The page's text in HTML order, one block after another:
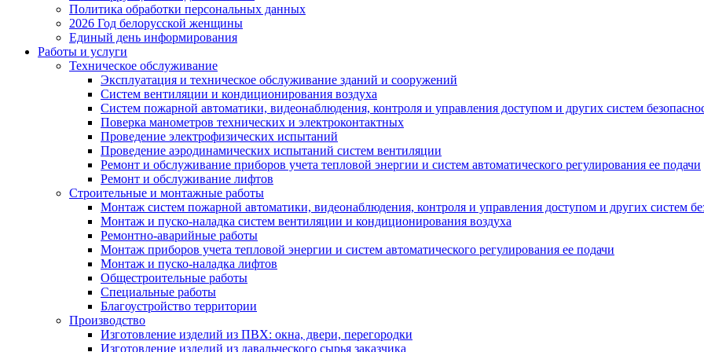
Политика обработки персональных данных
2026 Год белорусской женщины
Единый день информирования
Работы и услуги
Техническое обслуживание
Эксплуатация и техническое обслуживание зданий и сооружений
Систем вентиляции и кондиционирования воздуха
Систем пожарной автоматики, видеонаблюдения, контроля и управления доступом и других систем
Поверка манометров технических и электроконтактных
Проведение электрофизических испытаний
Проведение аэродинамических испытаний систем вентиляции
Ремонт и обслуживание приборов учета тепловой энергии и систем автоматического регулирования ее подачи
Ремонт и обслуживание лифтов
Строительные и монтажные работы
Монтаж систем пожарной автоматики, видеонаблюдения, контроля и управления доступом и других систем
Монтаж и пуско-наладка систем вентиляции и кондиционирования воздуха
Ремонтно-аварийные работы
Монтаж приборов учета тепловой энергии и систем автоматического регулирования ее подачи
Монтаж и пуско-наладка лифтов
Общестроительные работы
Специальные работы
Благоустройство территории
Производство
Изготовление изделий из ПВХ: окна, двери, перегородки
Изготовление изделий из давальческого сырья заказчика